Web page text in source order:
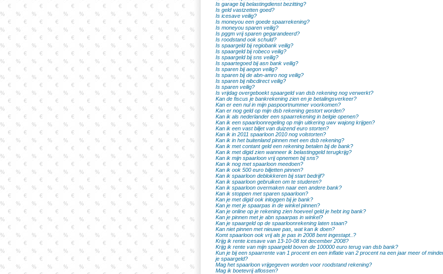
Is garage bij belastingdienst bezitting?
Is geld vastzetten goed?
Is icesave veilig?
Is moneyou een goede spaarrekening?
Is moneyou sparen veilig?
Is pggm vrij sparen gegarandeerd?
Is roodstand ook schuld?
Is spaargeld bij regiobank veilig?
Is spaargeld bij robeco veilig?
Is spaargeld bij sns veilig?
Is spaartegoed bij asn bank veilig?
Is sparen bij aegon veilig?
Is sparen bij de abn-amro nog veilig?
Is sparen bij nibcdirect veilig?
Is sparen veilig?
Is vrijdag overgeboekt spaargeld van dsb rekening nog verwerkt?
Kan de fiscus je bankrekening zien en je betalingsverkeer?
Kan er een nul in mijn paspoortnummer voorkomen?
Kan er nog geld op mijn dsb rekening gestort worden?
Kan ik als nederlander een spaarrekening in belgie openen?
Kan ik een spaarloonregeling op mijn uitkering uwv wajong krijgen?
Kan ik een vast biljet van duizend euro storten?
Kan ik in 2011 spaarloon 2010 nog volstorten?
Kan ik in het buitenland pinnen met een dsb rekening?
Kan ik met contant geld een rekening betalen bij de bank?
Kan ik met digid zien wanneer ik belastinggeld terugkrijg?
Kan ik mijn spaarloon vrij opnemen bij sns?
Kan ik nog met spaarloon meedoen?
Kan ik ook 500 euro biljetten pinnen?
Kan ik spaarloon deblokkeren bij start bedrijf?
Kan ik spaarloon gebruiken om te studeren?
Kan ik spaarloon overmaken naar een andere bank?
Kan ik stoppen met sparen spaarloon?
Kan je met digid ook inloggen bij je bank?
Kan je met je spaarpas in de winkel pinnen?
Kan je online op je rekening zien hoeveel geld je hebt ing bank?
Kan je pinnen met je abn spaarpas in winkel?
Kan je spaargeld op de spaarloonrekening laten staan?
Kan niet pinnen met nieuwe pas, wat kan ik doen?
Komt spaarloon ook vrij als je pas in 2008 bent ingestapt..?
Krijg ik rente icesave van 13-10-08 tot december 2008?
Krijg ik rente van mijn spaargeld boven de 100000 euro terug van dsb bank?
Kun je bij een spaarrente van 1 procent en een inflatie van 2 procent na een jaar meer of
je spaargeld?
Mag het spaarloon vrijgegeven worden voor roodstand rekening?
Mag ik boetevrij aflossen?